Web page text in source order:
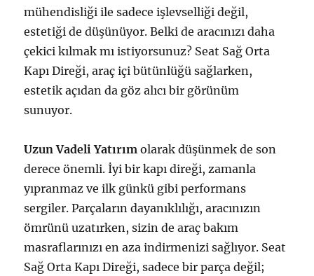
mühendisliği ile sadece işlevselliği değil,
estetiği de düşünüyor. Belki de aracınızı daha
çekici kılmak mı istiyorsunuz? Seat Sağ Orta
Kapı Direği, araç içi bütünlüğü sağlarken,
estetik açıdan da göz alıcı bir görünüm
sunuyor.
Uzun Vadeli Yatırım olarak düşünmek de son
derece önemli. İyi bir kapı direği, zamanla
yıpranmaz ve ilk günkü gibi performans
sergiler. Parçaların dayanıklılığı, aracınızın
ömrünü uzatırken, sizin de araç bakım
masraflarınızı en aza indirmenizi sağlıyor. Seat
Sağ Orta Kapı Direği, sadece bir parça değil;